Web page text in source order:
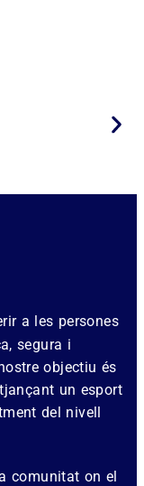
a les persones
segura i
objectiu és
un esport
del nivell
comunitat on el